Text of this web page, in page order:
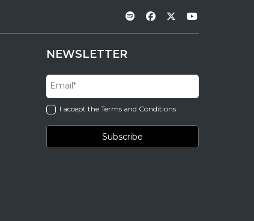
NEWSLETTER
I accept the Terms and Conditions.